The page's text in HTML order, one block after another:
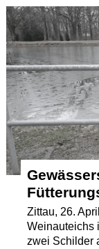
Termine
Kostenlos
Zittau, 26.
Weinauteichs
zwei Schilder